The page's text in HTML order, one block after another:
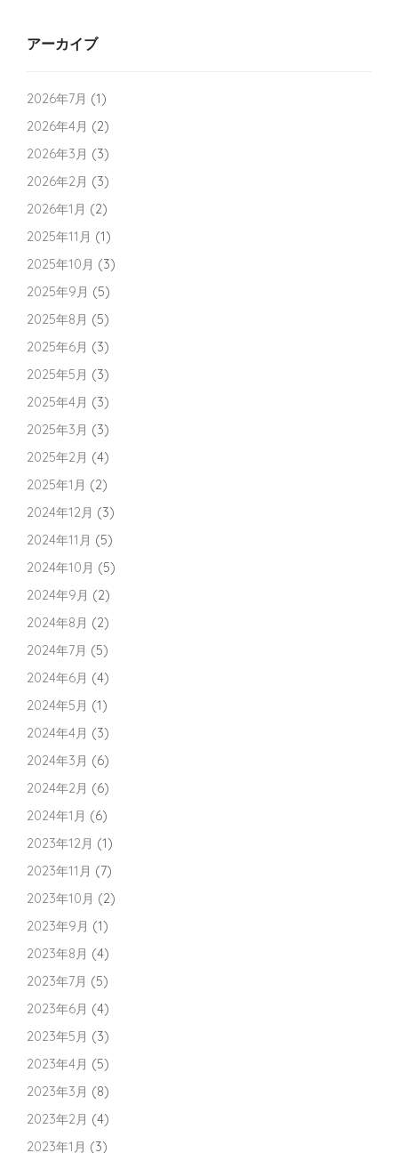
アーカイブ
2026年7月 (1)
2026年4月 (2)
2026年3月 (3)
2026年2月 (3)
2026年1月 (2)
2025年11月 (1)
2025年10月 (3)
2025年9月 (5)
2025年8月 (5)
2025年6月 (3)
2025年5月 (3)
2025年4月 (3)
2025年3月 (3)
2025年2月 (4)
2025年1月 (2)
2024年12月 (3)
2024年11月 (5)
2024年10月 (5)
2024年9月 (2)
2024年8月 (2)
2024年7月 (5)
2024年6月 (4)
2024年5月 (1)
2024年4月 (3)
2024年3月 (6)
2024年2月 (6)
2024年1月 (6)
2023年12月 (1)
2023年11月 (7)
2023年10月 (2)
2023年9月 (1)
2023年8月 (4)
2023年7月 (5)
2023年6月 (4)
2023年5月 (3)
2023年4月 (5)
2023年3月 (8)
2023年2月 (4)
2023年1月 (3)